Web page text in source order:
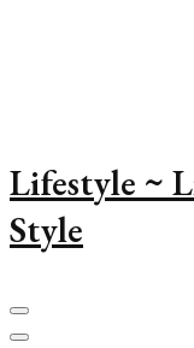
Lifestyle ~
Style